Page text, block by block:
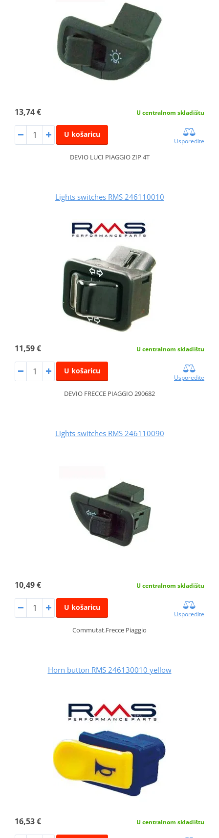
13,74 € U centralnom skladištu
U košaricu
Usporedite
DEVIO LUCI PIAGGIO ZIP 4T
Lights switches RMS 246110010
11,59 € U centralnom skladištu
U košaricu
Usporedite
DEVIO FRECCE PIAGGIO 290682
Lights switches RMS 246110090
10,49 € U centralnom skladištu
U košaricu
Usporedite
Commutat.Frecce Piaggio
Horn button RMS 246130010 yellow
16,53 € U centralnom skladištu